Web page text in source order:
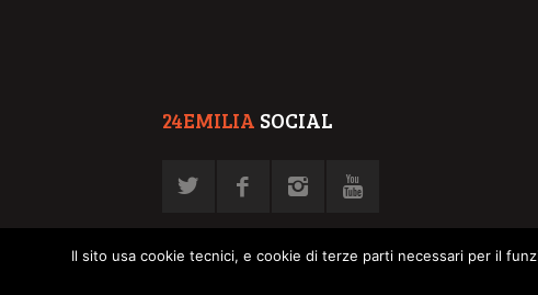
24EMILIA SOCIAL
Il sito usa cookie tecnici, e cookie di terze parti necessari per il